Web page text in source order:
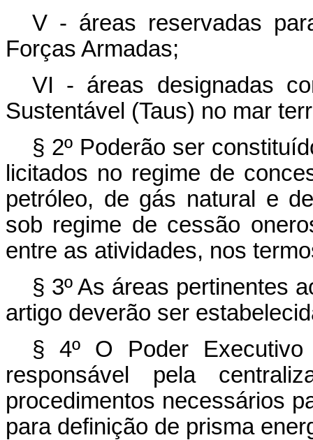
V - áreas reservadas
Forças Armadas;
VI - áreas designadas
Sustentável (Taus) no mar
§ 2º Poderão ser
licitados no regime de
petróleo, de gás natural e
sob regime de cessão
entre as atividades, nos
§ 3º As áreas pertinentes
artigo deverão ser
§ 4º O Poder
responsável pela
procedimentos necessários
para definição de prisma